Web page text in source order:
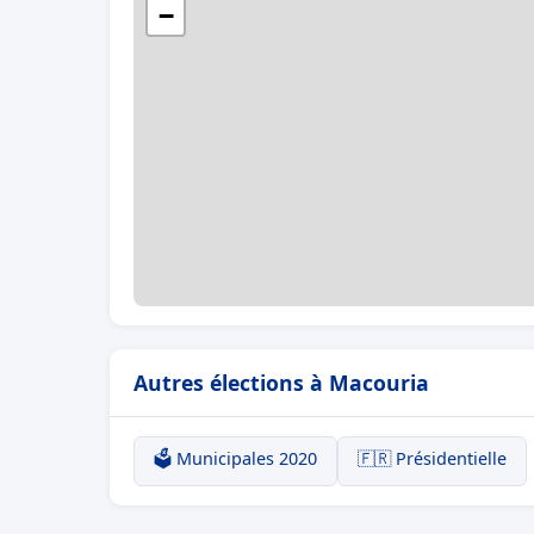
−
Autres élections à Macouria
🗳️ Municipales 2020 🇫🇷 Présidentielle